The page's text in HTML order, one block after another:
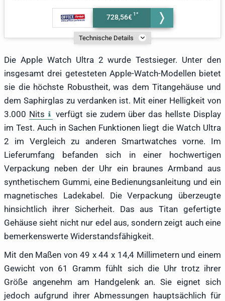
728,56€
Technische Details
Die Apple Watch Ultra 2 wurde Testsieger. Unter den
insgesamt drei getesteten Apple-Watch-Modellen bietet
sie die höchste Robustheit, was dem Titangehäuse und
dem Saphirglas zu verdanken ist. Mit einer Helligkeit von
3.000 Nits
verfügt sie zudem über das hellste Display
im Test. Auch in Sachen Funktionen liegt die Watch Ultra
2 im Vergleich zu anderen Smartwatches vorne. Im
Lieferumfang befanden sich in einer hochwertigen
Verpackung neben der Uhr ein braunes Armband aus
synthetischem Gummi, eine Bedienungsanleitung und ein
magnetisches Ladekabel. Die Verpackung überzeugte
hinsichtlich ihrer Sicherheit. Das aus Titan gefertigte
Gehäuse sieht nicht nur edel aus, sondern zeigt auch eine
bemerkenswerte Widerstandsfähigkeit.
Mit den Maßen von 49 x 44 x 14,4 Millimetern und einem
Gewicht von 61 Gramm fühlt sich die Uhr trotz ihrer
Größe angenehm am Handgelenk an. Sie eignet sich
jedoch aufgrund ihrer Abmessungen hauptsächlich für